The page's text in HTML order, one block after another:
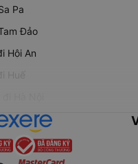
Pa
Đảo
Hội An
Huế